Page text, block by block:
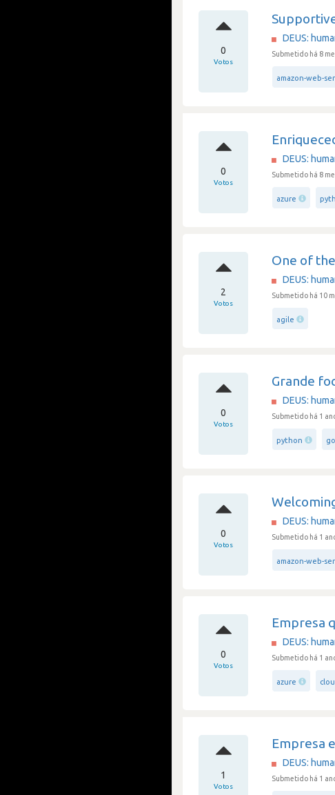
0
Votos
DEUS:
Submetido há 8
amazon-web-
0
Votos
DEUS:
Submetido há 8
azure
2
Votos
One of
DEUS:
Submetido há 10
agile
0
Votos
Grande
DEUS:
Submetido há 1
python
0
Votos
DEUS:
Submetido há 1
amazon-web-
0
Votos
Empresa
DEUS:
Submetido há 1
azure
1
Votos
Empresa
DEUS:
Submetido há 1